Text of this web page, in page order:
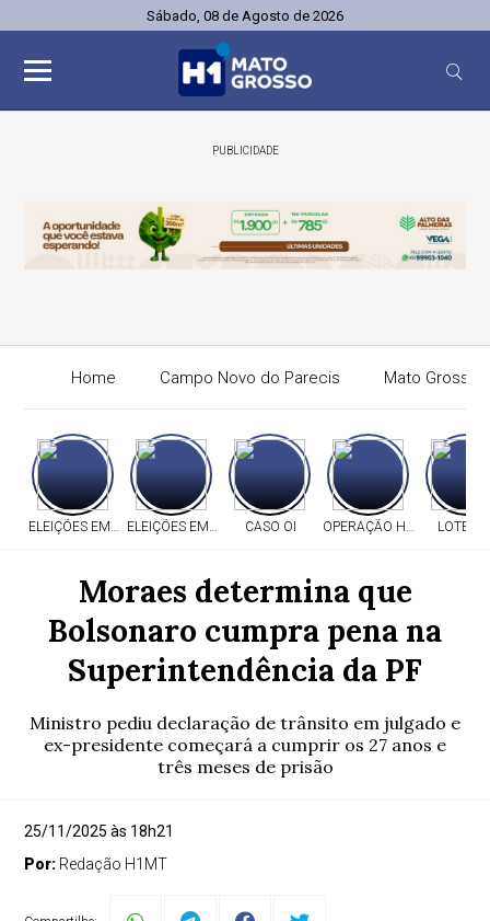
Sábado, 08 de Agosto de 2026
PUBLICIDADE
Home Campo Novo do Parecis Mato Grosso
ELEIÇÕES EM MTELEIÇÕES EM MT CASO OI OPERAÇÃO HERITAGE
Moraes determina que
Bolsonaro cumpra pena na
Superintendência da PF
Ministro pediu declaração de trânsito em julgado e
ex-presidente começará a cumprir os 27 anos e
três meses de prisão
25/11/2025 às 18h21
Por: Redação H1MT